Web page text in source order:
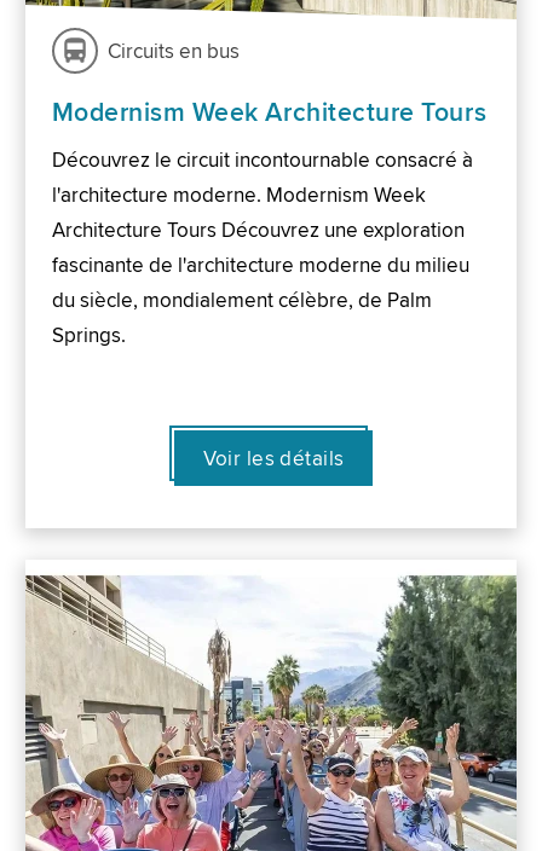
Circuits en bus
Modernism Week Architecture Tours
Découvrez le circuit incontournable consacré à
l'architecture moderne. Modernism Week
Architecture Tours Découvrez une exploration
fascinante de l'architecture moderne du milieu
du siècle, mondialement célèbre, de Palm
Springs.
Voir les détails